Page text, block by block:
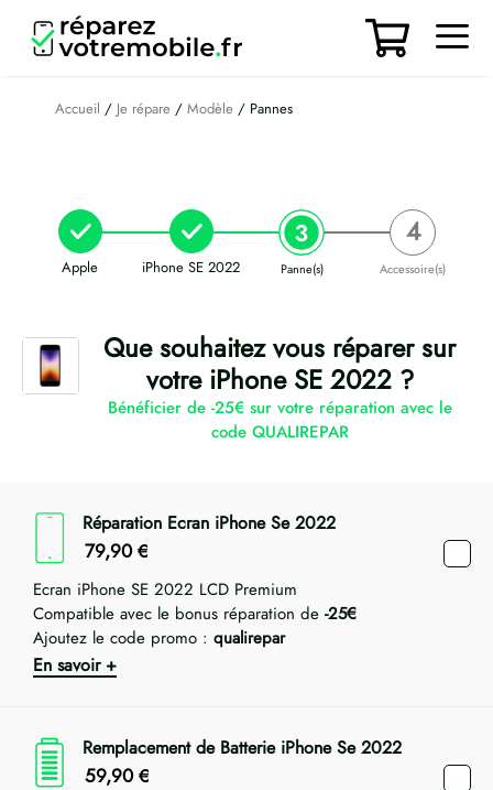
contenu
Accueil / Je répare / Modèle / Pannes
Apple iPhone SE 2022 Panne(s) Accessoire(s)
Que souhaitez vous réparer sur
votre iPhone SE 2022 ?
Bénéficier de -25€ sur votre réparation avec le
code QUALIREPAR
Réparation Ecran iPhone Se 2022
79,90 €
Ecran iPhone SE 2022 LCD Premium
Compatible avec le bonus réparation de -25€
Ajoutez le code promo : qualirepar
En savoir +
Remplacement de Batterie iPhone Se 2022
59,90 €